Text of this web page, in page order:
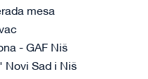
mesa
- GAF Niš
Novi Sad i Niš